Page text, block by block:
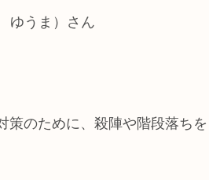
ゆうま）さん
のために、殺陣や階段落ちを